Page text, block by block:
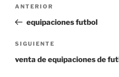
entradas
Entrada
anterior:
ANTERIOR
equipaciones futbol
Siguiente
entrada
SIGUIENTE
venta de equipaciones de